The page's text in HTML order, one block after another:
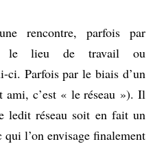
rencontre, parfois par
le lieu de travail ou
ci. Parfois par le biais d’un
c’est « le réseau »). Il
ledit réseau soit en fait un
l’on envisage finalement